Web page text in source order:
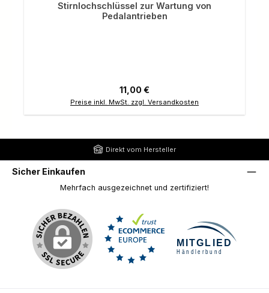
Stirnlochschlüssel zur Wartung von
Pedalantrieben
Regulärer Preis:
11,00 €
Preise inkl. MwSt. zzgl. Versandkosten
Direkt vom Hersteller
Sicher Einkaufen
Mehrfach ausgezeichnet und zertifiziert!